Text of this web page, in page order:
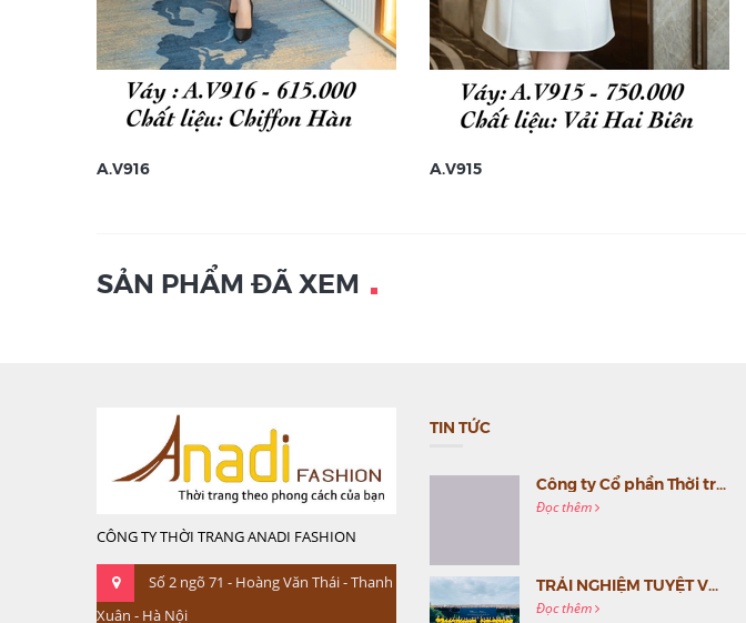
A.V916 A.V915
SẢN PHẨM ĐÃ XEM
CÔNG TY THỜI TRANG ANADI FASHION
Số 2 ngõ 71 - Hoàng Văn Thái - Thanh
Xuân - Hà Nội
TIN TỨC
Công ty Cổ phần Thời trang MC Việt Nam (MC Fashion) tổ chức Gala mừng sinh nhật lần thứ 9
Đọc thêm
TRẢI NGHIỆM TUYỆT VỜI CÙNG MC VIỆT NAM
Đọc thêm